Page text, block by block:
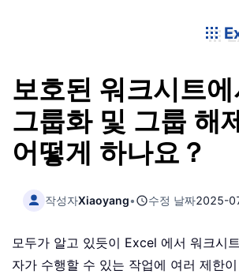
보호된 워크시트
그룹화 및 그룹 해
어떻게 하나요？
작성자Xiaoyang• 수정 날짜2025-
모두가 알고 있듯이 Excel 에서 워크시
자가 수행할 수 있는 작업에 여러 제한